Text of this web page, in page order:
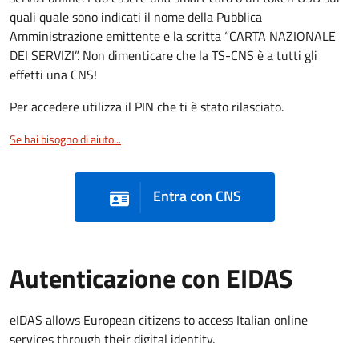
quali quale sono indicati il nome della Pubblica
Amministrazione emittente e la scritta “CARTA NAZIONALE
DEI SERVIZI”. Non dimenticare che la TS-CNS è a tutti gli
effetti una CNS!
Per accedere utilizza il PIN che ti è stato rilasciato.
Se hai bisogno di aiuto...
Entra con CNS
Autenticazione con EIDAS
eIDAS allows European citizens to access Italian online
services through their digital identity.